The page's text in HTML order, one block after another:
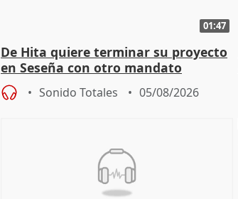
01:47
De Hita quiere terminar su proyecto
en Seseña con otro mandato
Sonido Totales 05/08/2026